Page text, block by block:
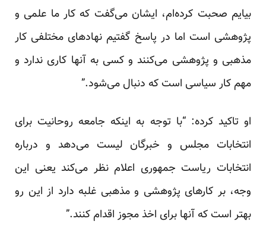
بیایم صحبت کرده‌ام، ایشان می‌گفت که کار ما علمی و
پژوهشی است اما در پاسخ گفتیم نهادهای مختلفی کار
مذهبی و پژوهشی می‌کنند و کسی به آنها کاری ندارد و
مهم کار سیاسی است که دنبال می‌شود.”
او تاکید کرده: “با توجه به اینکه جامعه روحانیت برای
انتخابات مجلس و خبرگان لیست می‌دهد و درباره
انتخابات ریاست جمهوری اعلام نظر می‌کند یعنی این
وجه، بر کارهای پژوهشی و مذهبی غلبه دارد از این رو
بهتر است که آنها برای اخذ مجوز اقدام کنند.”